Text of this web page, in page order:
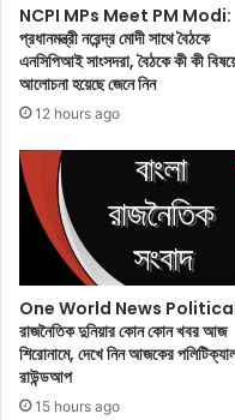
ডে
টে
কো
য়
যে
তে
চা
ফি
ডে
ট
!
না
পি
ল
হা
লা
কা
মা
ক
রা
র
প্র
NCPI MPs Meet PM Modi:
প্রধানমন্ত্রী নরেন্দ্র মোদী সাথে বৈঠকে
এনসিপিআই সাংসদরা, বৈঠকে কী কী
আলোচনা হয়েছে জেনে নিন
12 hours ago
One World News
রাজনৈতিক দুনিয়ার কোন কোন খবর আজ
শিরোনামে, দেখে নিন আজকের
রাউন্ডআপ
15 hours ago